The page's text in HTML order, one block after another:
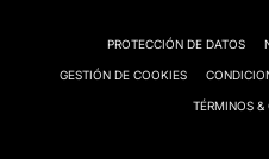
PROTECCIÓN DE DATOS
GESTIÓN DE COOKIES
TÉRMINOS &